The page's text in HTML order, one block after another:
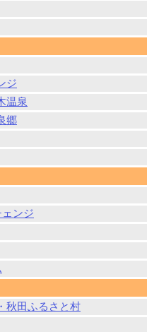
ジ
温泉
郷
ンジ
秋田ふるさと村